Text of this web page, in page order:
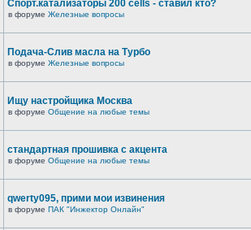
Спорт.катализаторы 200 cells - ставил кто?
в форуме Железные вопросы
Подача-Слив масла на Турбо
в форуме Железные вопросы
Ищу настройщика Москва
в форуме Общение на любые темы
стандартная прошивка с акцента
в форуме Общение на любые темы
qwerty095, прими мои извинения
в форуме ПАК "Инжектор Онлайн"